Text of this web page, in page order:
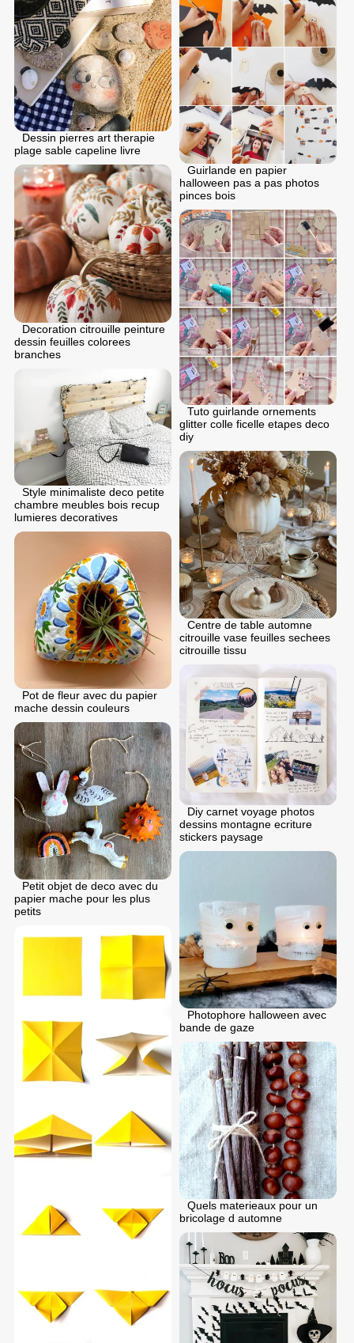
Guirlande en papier
halloween pas a pas photos
pinces bois
Dessin pierres art therapie
plage sable capeline livre
Decoration citrouille peinture
dessin feuilles colorees
branches
Tuto guirlande ornements
glitter colle ficelle etapes deco
diy
Style minimaliste deco petite
chambre meubles bois recup
lumieres decoratives
Centre de table automne
citrouille vase feuilles sechees
citrouille tissu
Pot de fleur avec du papier
mache dessin couleurs
Diy carnet voyage photos
dessins montagne ecriture
stickers paysage
Petit objet de deco avec du
papier mache pour les plus
petits
Photophore halloween avec
bande de gaze
Quels materieaux pour un
bricolage d automne